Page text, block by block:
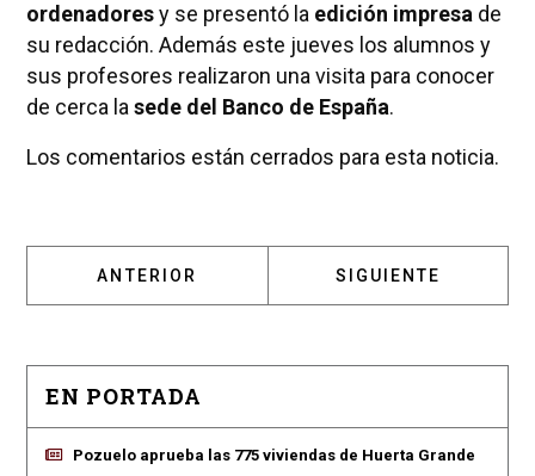
ordenadoresy se presentó la edición impresa de
su redacción. Además este jueves los alumnos y
sus profesores realizaron una visita para conocer
de cerca la sede del Banco de España.
Los comentarios están cerrados para esta noticia.
ARTÍCULO ANTERIOR: SANTIAGO ORIOL
ANTERIOR ARTÍCULO
SIGUIENTE
EN PORTADA
Pozuelo aprueba las 775 viviendas de Huerta Grande